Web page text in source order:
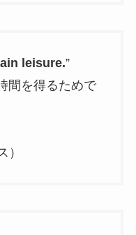
leisure.”
間を得るためで
）